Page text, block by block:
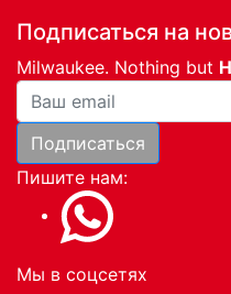
Подписаться на
Milwaukee. Nothing but
Ваша почта
Подписаться
Пишите нам:
Мы в соцсетях